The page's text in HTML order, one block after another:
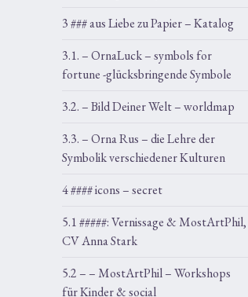
3 ### aus Liebe zu Papier – Katalog
3.1. – OrnaLuck – symbols for
fortune -glücksbringende Symbole
3.2. – Bild Deiner Welt – worldmap
3.3. – Orna Rus – die Lehre der
Symbolik verschiedener Kulturen
4 #### icons – secret
5.1 #####: Vernissage & MostArtPhil,
CV Anna Stark
5.2 – – MostArtPhil – Workshops
für Kinder & social